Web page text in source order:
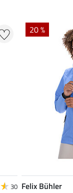
30
20 %
Felix Bühler